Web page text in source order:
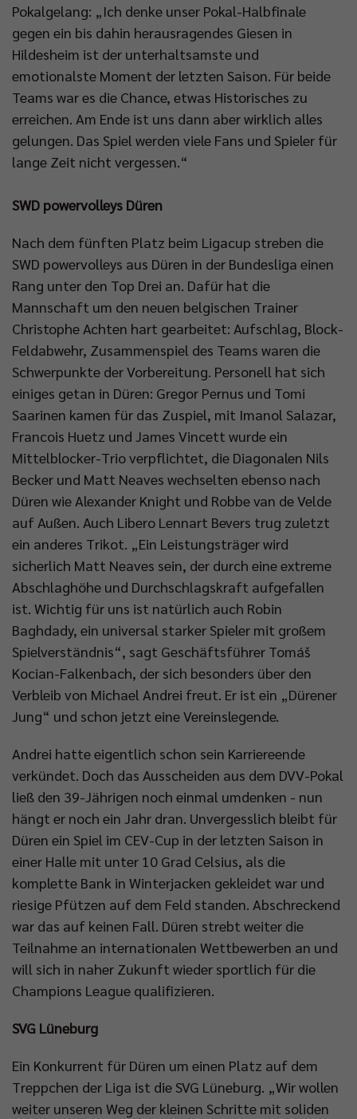
Pokalgelang: „Ich denke unser Pokal-Halbfinale
gegen ein bis dahin herausragendes Giesen in
Hildesheim ist der unterhaltsamste und
emotionalste Moment der letzten Saison. Für beide
Teams war es die Chance, etwas Historisches zu
erreichen. Am Ende ist uns dann aber wirklich alles
gelungen. Das Spiel werden viele Fans und Spieler für
lange Zeit nicht vergessen.“
SWD powervolleys Düren
Nach dem fünften Platz beim Ligacup streben die
SWD powervolleys aus Düren in der Bundesliga einen
Rang unter den Top Drei an. Dafür hat die
Mannschaft um den neuen belgischen Trainer
Christophe Achten hart gearbeitet: Aufschlag, Block-
Feldabwehr, Zusammenspiel des Teams waren die
Schwerpunkte der Vorbereitung. Personell hat sich
einiges getan in Düren: Gregor Pernus und Tomi
Saarinen kamen für das Zuspiel, mit Imanol Salazar,
Francois Huetz und James Vincett wurde ein
Mittelblocker-Trio verpflichtet, die Diagonalen Nils
Becker und Matt Neaves wechselten ebenso nach
Düren wie Alexander Knight und Robbe van de Velde
auf Außen. Auch Libero Lennart Bevers trug zuletzt
ein anderes Trikot. „Ein Leistungsträger wird
sicherlich Matt Neaves sein, der durch eine extreme
Abschlaghöhe und Durchschlagskraft aufgefallen
ist. Wichtig für uns ist natürlich auch Robin
Baghdady, ein universal starker Spieler mit großem
Spielverständnis“, sagt Geschäftsführer Tomáš
Kocian-Falkenbach, der sich besonders über den
Verbleib von Michael Andrei freut. Er ist ein „Dürener
Jung“ und schon jetzt eine Vereinslegende.
Andrei hatte eigentlich schon sein Karriereende
verkündet. Doch das Ausscheiden aus dem DVV-Pokal
ließ den 39-Jährigen noch einmal umdenken - nun
hängt er noch ein Jahr dran. Unvergesslich bleibt für
Düren ein Spiel im CEV-Cup in der letzten Saison in
einer Halle mit unter 10 Grad Celsius, als die
komplette Bank in Winterjacken gekleidet war und
riesige Pfützen auf dem Feld standen. Abschreckend
war das auf keinen Fall. Düren strebt weiter die
Teilnahme an internationalen Wettbewerben an und
will sich in naher Zukunft wieder sportlich für die
Champions League qualifizieren.
SVG Lüneburg
Ein Konkurrent für Düren um einen Platz auf dem
Treppchen der Liga ist die SVG Lüneburg. „Wir wollen
weiter unseren Weg der kleinen Schritte mit soliden